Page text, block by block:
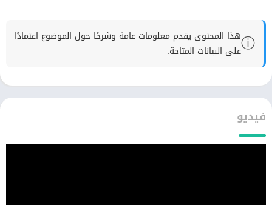
ⓘهذا المحتوى يقدم معلومات عامة وشرحًا حول الموضوع اعتمادًا
على البيانات المتاحة.
فيديو